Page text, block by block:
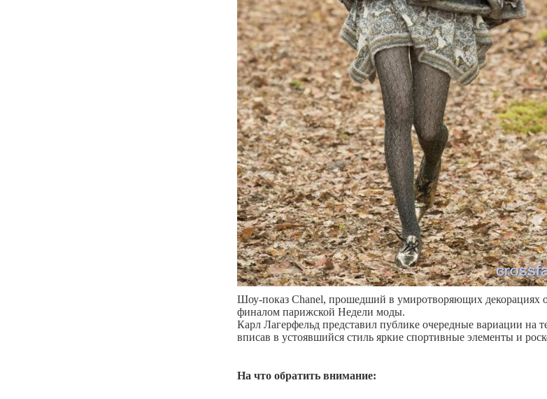
Шоу-показ Chanel, прошедший в умиротворяющих декорациях
финалом парижской Недели моды.
Карл Лагерфельд представил публике очередные вариации на
вписав в устоявшийся стиль яркие спортивные элементы и
На что обратить внимание: